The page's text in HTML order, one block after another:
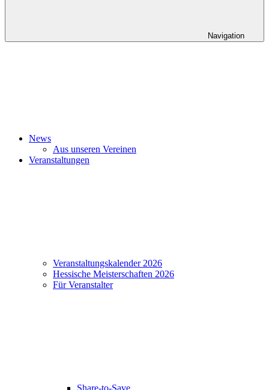
Navigation
News
Aus unseren Vereinen
Veranstaltungen
Veranstaltungskalender 2026
Hessische Meisterschaften 2026
Für Veranstalter
Share-to-Save